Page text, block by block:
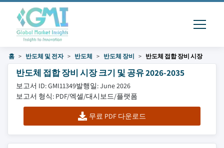
홈 반도체 및 전자 반도체 반도체 장비 반도체 접합 장비 시장
반도체 접합 장비 시장 크기 및 공유 2026-2035
보고서 ID: GMI11349발행일: June 2026
보고서 형식: PDF/엑셀/대시보드/플랫폼
무료 PDF 다운로드